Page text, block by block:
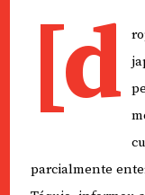
[d
parcialmente